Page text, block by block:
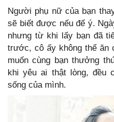
Người phụ nữ của bạn
sẽ biết được nếu để ý.
nhưng từ khi lấy bạn đã
trước, cô ấy không thể ăn
muốn cùng bạn thưởng
khi yêu ai thật lòng, đều
sống của mình.